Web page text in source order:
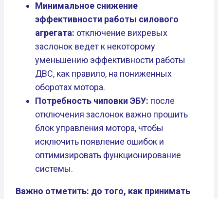
Минимальное снижение
эффективности работы силового
агрегата: отключение вихревых
заслонок ведет к некоторому
уменьшению эффективности работы
ДВС, как правило, на пониженных
оборотах мотора.
Потребность чиповки ЭБУ: после
отключения заслонок важно прошить
блок управления мотора, чтобы
исключить появление ошибок и
оптимизировать функционирование
системы.
Важно отметить: до того, как принимать